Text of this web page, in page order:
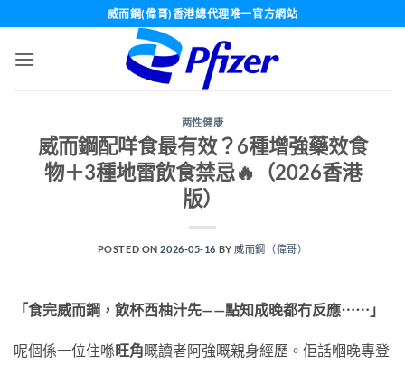
content
威而鋼(偉哥)香港總代理唯一官方網站
两性健康
威而鋼配咩食最有效？6種增強藥效食
物＋3種地雷飲食禁忌🔥（2026香港
版）
POSTED ON2026-05-16 BY 威而鋼（偉哥）
「食完威而鋼，飲杯西柚汁先——點知成晚都冇反應⋯⋯」
呢個係一位住喺旺角嘅讀者阿強嘅親身經歷。佢話嗰晚專登